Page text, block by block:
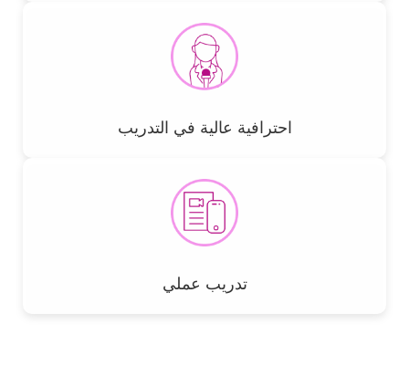
Picto
Title
احترافية عالية في التدريب
Picto
Title
تدريب عملي